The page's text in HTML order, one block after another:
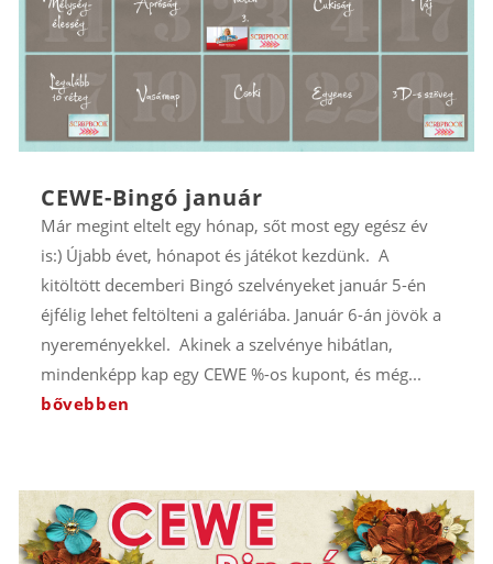
CEWE-Bingó január
Már megint eltelt egy hónap, sőt most egy egész év
is:) Újabb évet, hónapot és játékot kezdünk. A
kitöltött decemberi Bingó szelvényeket január 5-én
éjfélig lehet feltölteni a galériába. Január 6-án jövök a
nyereményekkel. Akinek a szelvénye hibátlan,
mindenképp kap egy CEWE %-os kupont, és még...
bővebben